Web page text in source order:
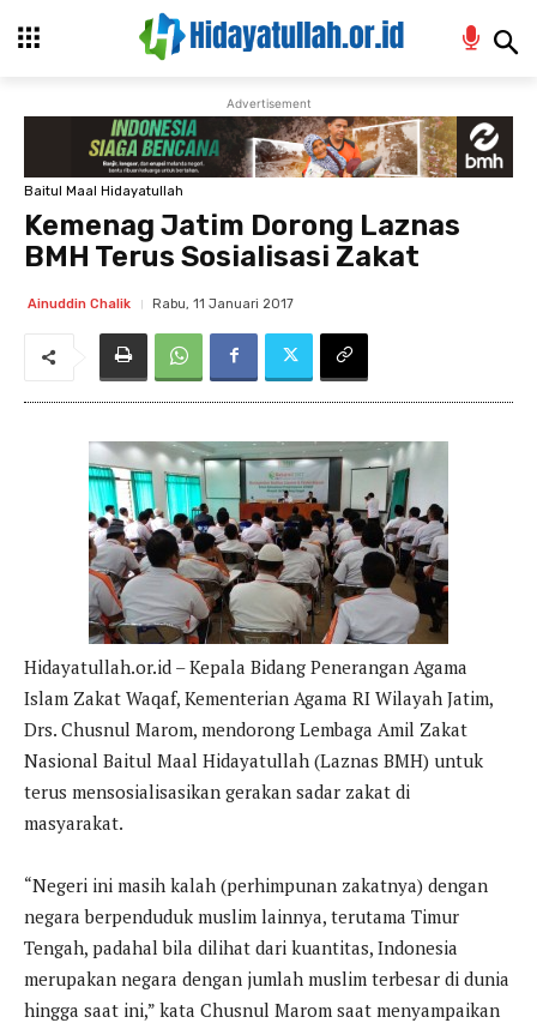
Advertisement
Baitul Maal Hidayatullah
Kemenag Jatim Dorong Laznas
BMH Terus Sosialisasi Zakat
Ainuddin Chalik Rabu, 11 Januari 2017
Hidayatullah.or.id – Kepala Bidang Penerangan Agama
Islam Zakat Waqaf, Kementerian Agama RI Wilayah Jatim,
Drs. Chusnul Marom, mendorong Lembaga Amil Zakat
Nasional Baitul Maal Hidayatullah (Laznas BMH) untuk
terus mensosialisasikan gerakan sadar zakat di
masyarakat.
“Negeri ini masih kalah (perhimpunan zakatnya) dengan
negara berpenduduk muslim lainnya, terutama Timur
Tengah, padahal bila dilihat dari kuantitas, Indonesia
merupakan negara dengan jumlah muslim terbesar di dunia
hingga saat ini,” kata Chusnul Marom saat menyampaikan